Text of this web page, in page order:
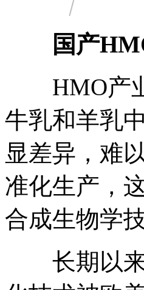
国产
HMO产业
牛乳和羊乳
显差异，难
准化生产，
合成生物学技
长期以来